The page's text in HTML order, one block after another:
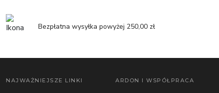
Bezpłatna wysyłka powyżej 250,00 zł
NAJWAŻNIEJSZE LINKI ARDON I WSPÓŁPRACA